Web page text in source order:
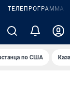
ТЕЛЕПРОГРАММА
по США